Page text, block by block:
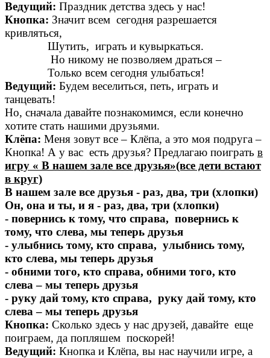
Ведущий: Праздник детства здесь у нас!
Кнопка: Значит всем сегодня разрешается
кривляться,
Шутить, играть и кувыркаться.
Но никому не позволяем драться –
Только всем сегодня улыбаться!
Ведущий: Будем веселиться, петь, играть и
танцевать!
Но, сначала давайте познакомимся, если конечно
хотите стать нашими друзьями.
Клёпа: Меня зовут все – Клёпа, а это моя подруга –
Кнопка! А у вас есть друзья? Предлагаю поиграть в
игру « В нашем зале все друзья»(все дети встают
в круг)
В нашем зале все друзья - раз, два, три (хлопки)
Он, она и ты, и я - раз, два, три (хлопки)
- повернись к тому, что справа, повернись к
тому, что слева, мы теперь друзья
- улыбнись тому, кто справа, улыбнись тому,
кто слева, мы теперь друзья
- обними того, кто справа, обними того, кто
слева – мы теперь друзья
- руку дай тому, кто справа, руку дай тому, кто
слева – мы теперь друзья
Кнопка: Сколько здесь у нас друзей, давайте еще
поиграем, да попляшем поскорей!
Ведущий: Кнопка и Клёпа, вы нас научили игре, а